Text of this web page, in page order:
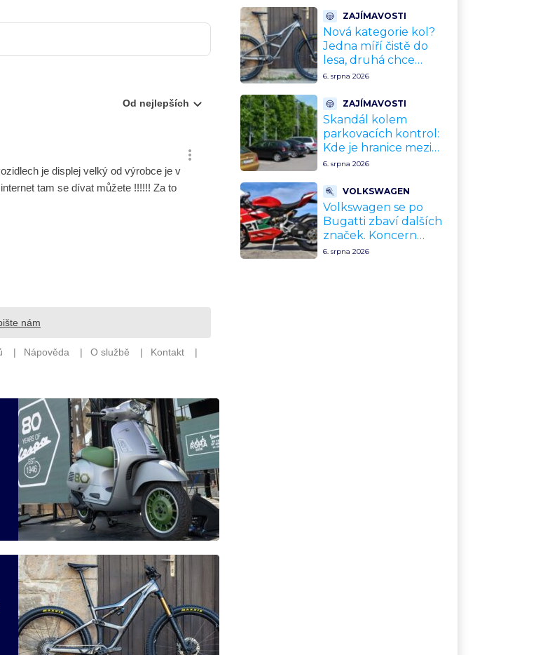
místo jízdního
upgradu
ZAJÍMAVOSTI
Nová kategorie kol?
Jedna míří čistě do
lesa, druhá chce
nahradit dnešní
rozporuplné názory
6. srpna 2026
ZAJÍMAVOSTI
Skandál kolem
parkovacích kontrol:
Kde je hranice mezi
kávou a úplatkem?
výhoda, velký
problém
6. srpna 2026
VOLKSWAGEN
Volkswagen se po
Bugatti zbaví dalších
značek. Koncern
přiznal, že jeho dekády
6. srpna 2026